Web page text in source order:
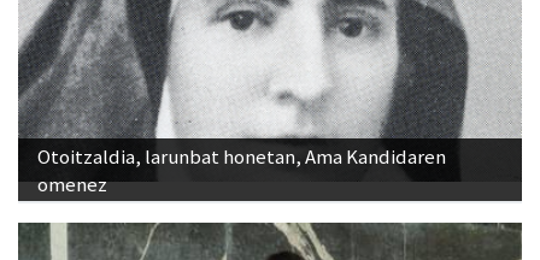
Otoitzaldia, larunbat honetan, Ama Kandidaren
omenez